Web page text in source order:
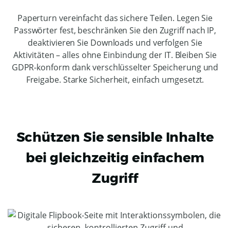
Paperturn vereinfacht das sichere Teilen. Legen Sie
Passwörter fest, beschränken Sie den Zugriff nach IP,
deaktivieren Sie Downloads und verfolgen Sie
Aktivitäten – alles ohne Einbindung der IT. Bleiben Sie
GDPR-konform dank verschlüsselter Speicherung und
Freigabe. Starke Sicherheit, einfach umgesetzt.
Schützen Sie sensible Inhalte
bei gleichzeitig einfachem
Zugriff